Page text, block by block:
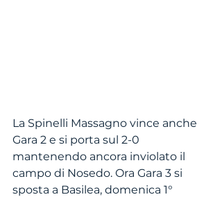
La Spinelli Massagno vince anche
Gara 2 e si porta sul 2-0
mantenendo ancora inviolato il
campo di Nosedo. Ora Gara 3 si
sposta a Basilea, domenica 1°